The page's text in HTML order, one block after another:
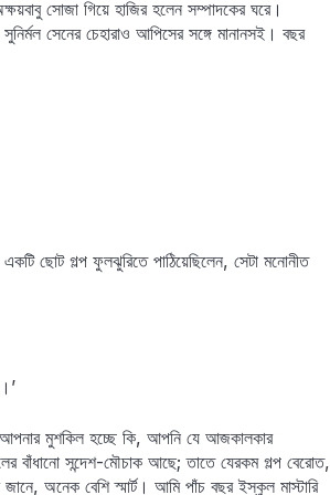
সোজা গিয়ে হাজির হলেন সম্পাদকের ঘরে।
সেনের চেহারাও আপিসের সঙ্গে মানানসই। বছর
ছোট গল্প ফুলঝুরিতে পাঠিয়েছিলেন, সেটা মনোনীত
আপনার মুশকিল হচ্ছে কি, আপনি যে আজকালকার
বাঁধানো সন্দেশ-মৌচাক আছে; তাতে যেরকম গল্প বেরোত,
অনেক বেশি স্মার্ট। আমি পাঁচ বছর ইস্কুল মাস্টারি